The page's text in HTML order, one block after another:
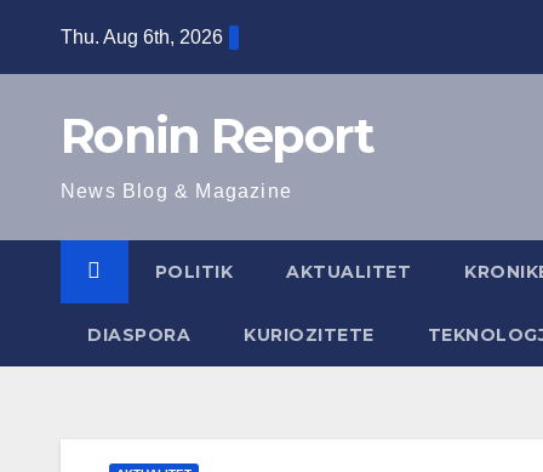
Thu. Aug 6th, 2026
Ronin Report
News Blog & Magazine
POLITIK AKTUALITET
DIASPORA KURIOZITETE